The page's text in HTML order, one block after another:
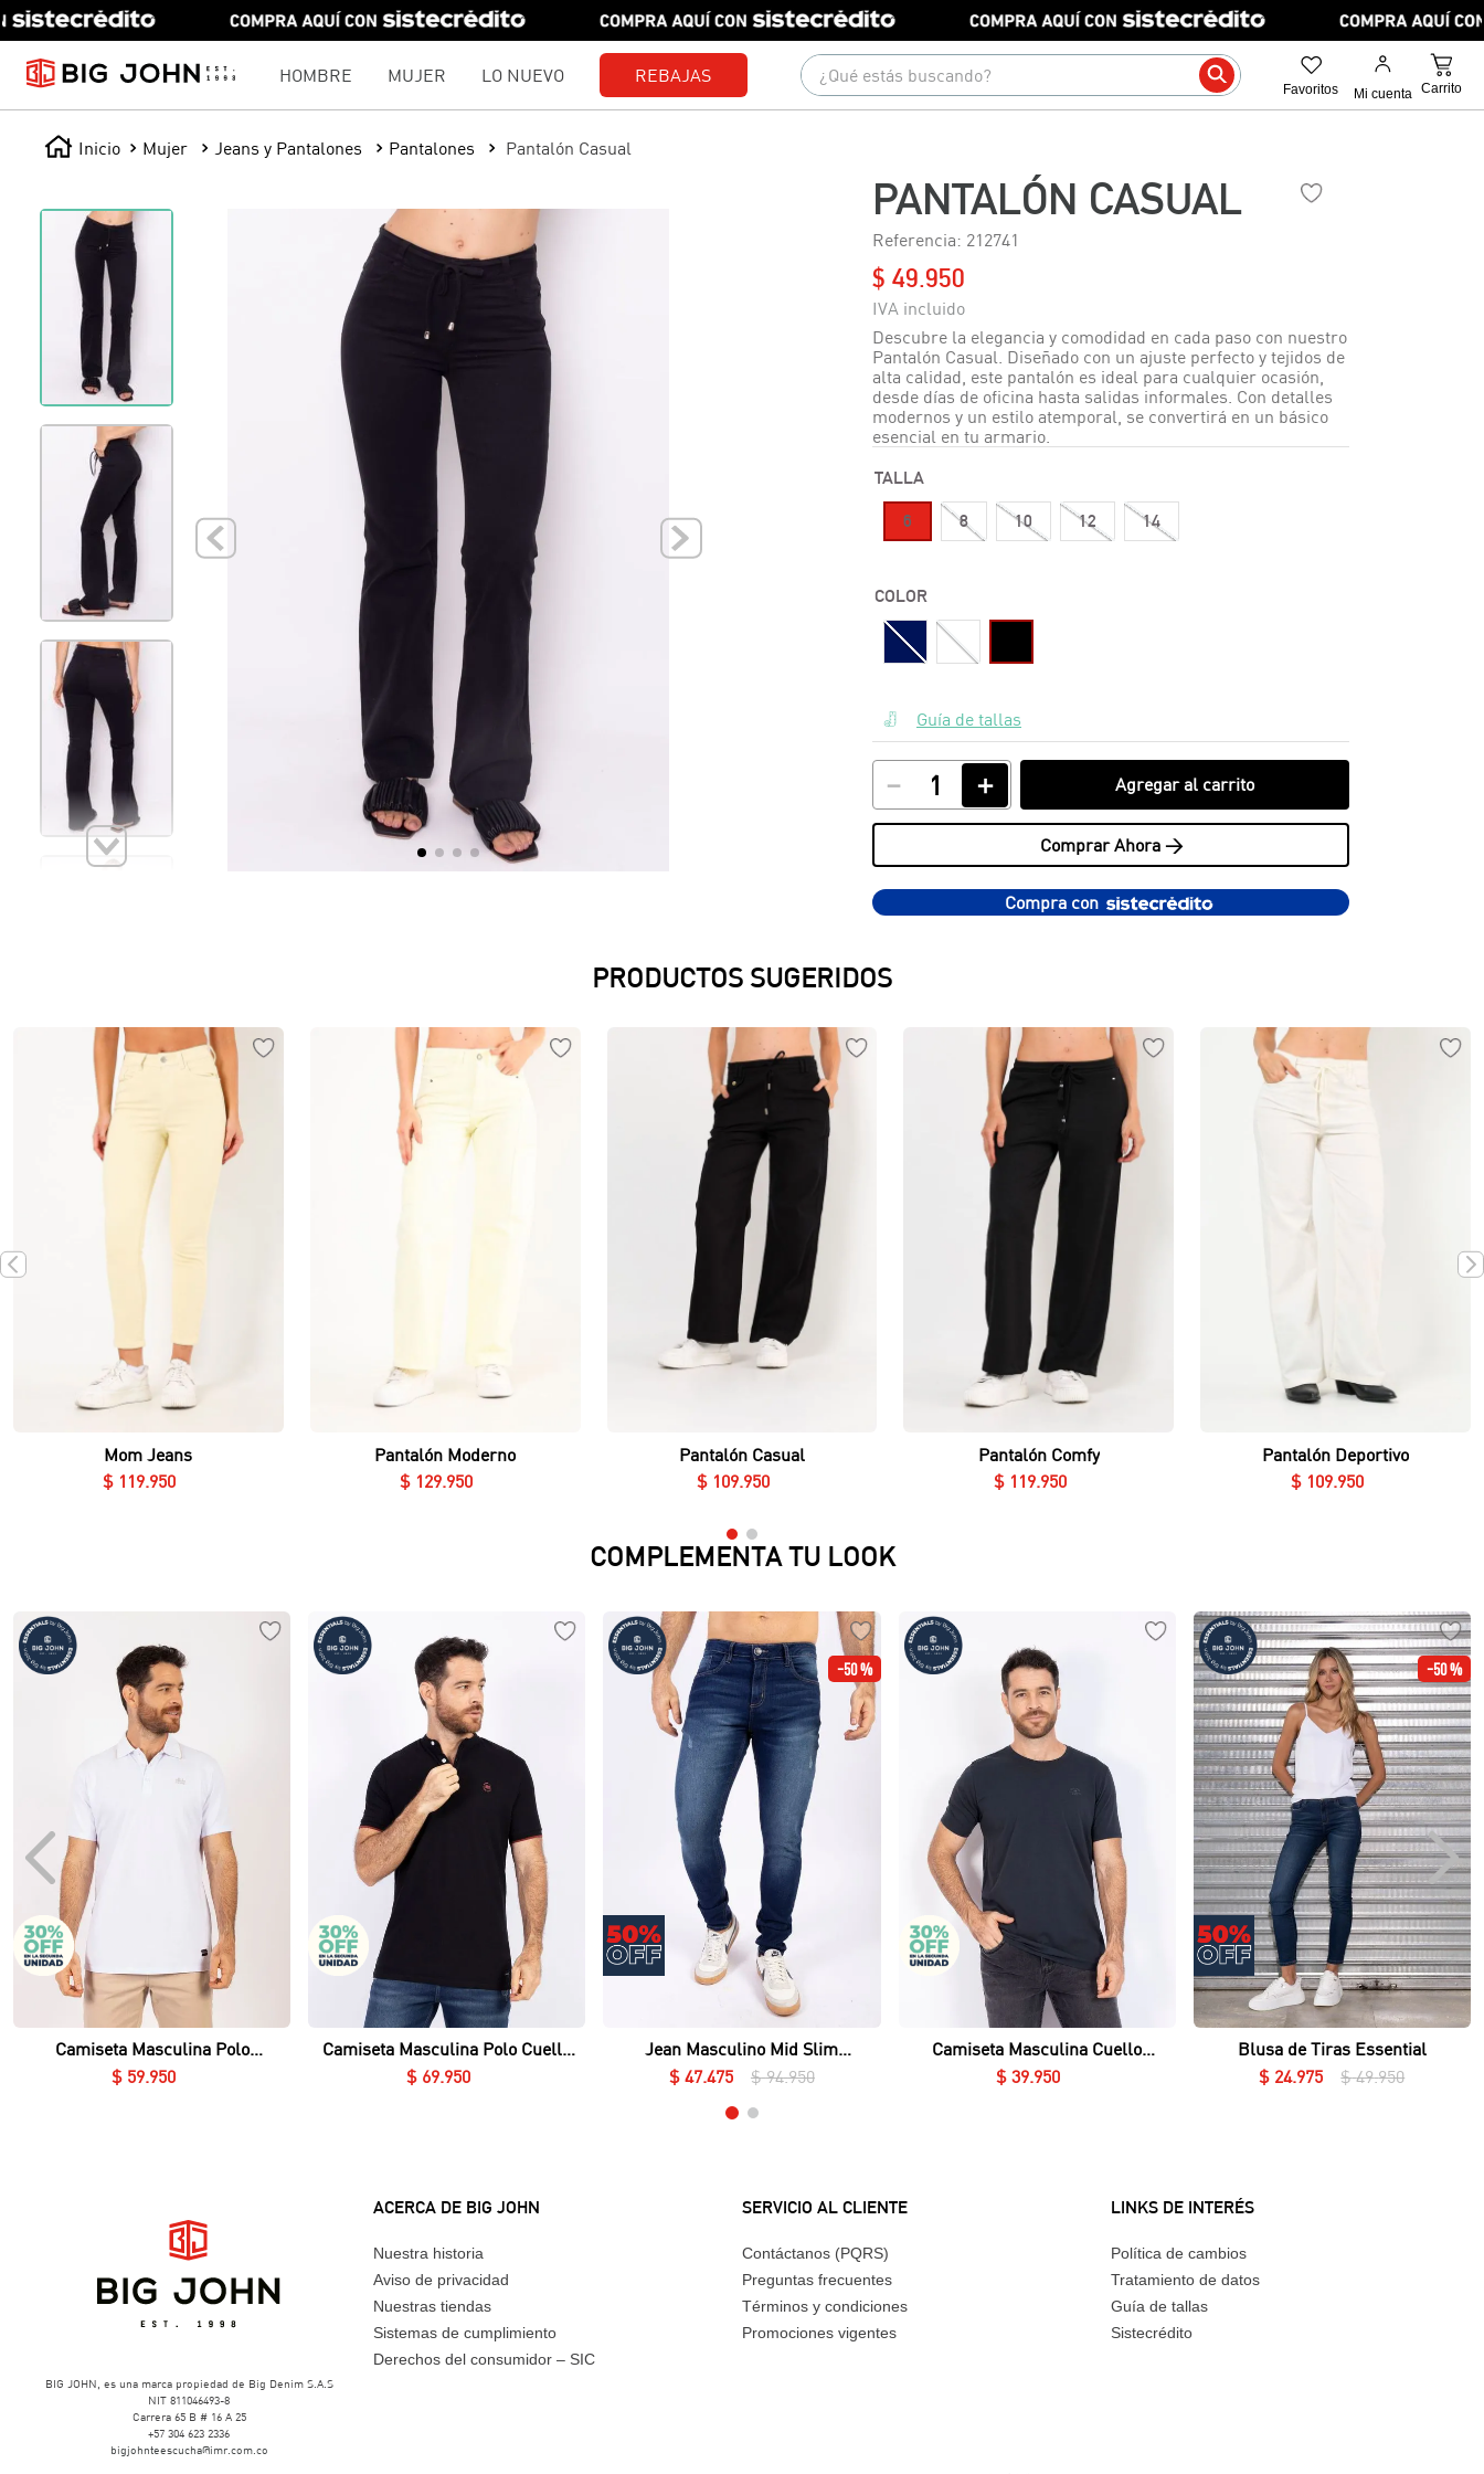
HOMBRE MUJER LO NUEVO REBAJAS
¿Qué estás buscando?
Mujer Jeans y Pantalones Pantalones Pantalón Casual
PANTALÓN CASUAL
Referencia: 212741
$ 49.950
Descubre la elegancia y comodidad en cada paso con nuestro
Pantalón Casual. Diseñado con un ajuste perfecto y tejidos de
alta calidad, este pantalón es ideal para cualquier ocasión,
desde días de oficina hasta salidas informales. Con detalles
modernos y un estilo atemporal, se convertirá en un básico
esencial en tu armario.
TALLA
6 8 10 12 14
COLOR
Guía de tallas
＋
－ Agregar al carrito
Comprar Ahora >
Compra con
PRODUCTOS SUGERIDOS
Vista rápida
Mom Jeans
$ 119.950
Vista rápida
Pantalón Moderno
$ 129.950
Pantalón Casual
$ 109.950
Vista rápida
Pantalón Comfy
$ 119.950
Vista rápida
Pantalón Deportivo
$ 109.950
COMPLEMENTA TU LOOK
Vista rápida
Camiseta Masculina Polo
Essential en Piqué Lycrado
$ 59. 950
Vista rápida
Camiseta Masculina Polo Cuello
Nerú Essential en Piqué Lycrado
$ 69. 950
-50 %
Vista rápida
Jean Masculino Mid Slim
Essential
$ 47.475 $ 94.950
Vista rápida
Camiseta Masculina Cuello
$ 39 950
-50 %
Vista rápida
Blusa de Tiras Essential
$ 24. 975 $ 49.950
BIG JOHN, es una marca propiedad de Big Denim S.A.S
NIT 811046493-8
Carrera 65 B # 16 A 25
+57 304 623 2336
bigjohnteescucha@imr.com.co
ACERCA DE BIG JOHN
Nuestra historia
Aviso de privacidad
Nuestras tiendas
Sistemas de cumplimiento
Derechos del consumidor – SIC
SERVICIO AL CLIENTE
Contáctanos (PQRS)
Preguntas frecuentes
Términos y condiciones
Promociones vigentes
LINKS DE INTERÉS
Política de cambios
Tratamiento de datos
Guía de tallas
Sistecrédito